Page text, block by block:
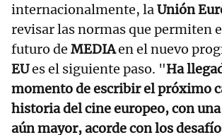
internacionalmente, laUnión
revisar las normas que permiten
futuro de MEDIAen el nuevo
EUes el siguiente paso. "Ha
momento de escribir el próximo
historia del cine europeo, con
aún mayor, acorde con los